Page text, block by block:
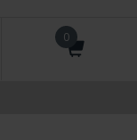
0